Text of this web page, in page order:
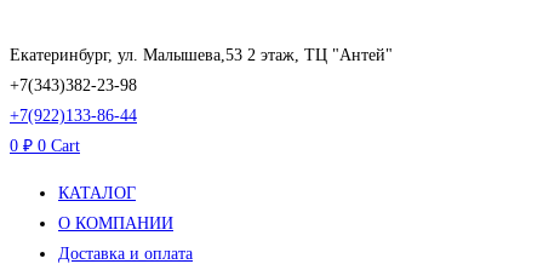
к
содержимому
Екатеринбург, ул. Малышева,53 2 этаж, ТЦ "Антей"
+7(343)382-23-98
+7(922)133-86-44
0 ₽ 0 Cart
КАТАЛОГ
О КОМПАНИИ
Доставка и оплата